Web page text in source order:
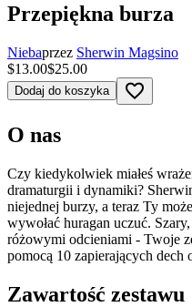
Przepiękna burza
Niebaprzez Sherwin Magsino
$13.00$25.00
Dodaj do koszyka favorite_border
O nas
Czy kiedykolwiek miałeś
dramaturgii i dynamiki?
niejednej burzy, a teraz Ty
wywołać huragan uczuć.
różowymi odcieniami - Twoje
pomocą 10 zapierających dech
Zawartość zestawu